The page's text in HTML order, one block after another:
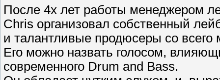
После 4х лет работы менеджером
Chris организовал собственный
и талантливые продюсеры со
Его можно назвать голосом,
современного Drum and Bass.